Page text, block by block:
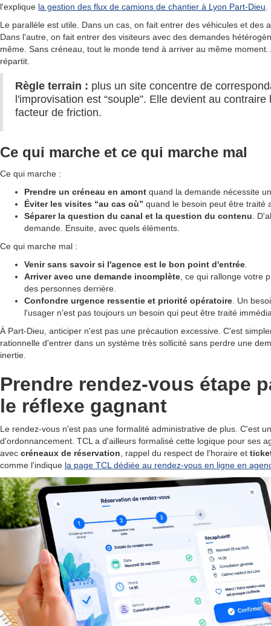
l'explique la gestion des flux de camions de chantier à Lyon Part-Dieu.
Le parallèle est utile. Dans un cas, on fait entrer des véhicules et des
Dans l'autre, on fait entrer des visiteurs avec des demandes
même. Sans créneau, tout le monde tend à arriver au même moment.
répartit.
Règle terrain : plus un site concentre de
l'improvisation est “souple”. Elle devient au contraire
facteur de friction.
Ce qui marche et ce qui marche mal
Ce qui marche :
Prendre un créneau en amont quand la demande nécessite
Éviter les visites “au cas où” quand le besoin peut être traité
Séparer la question du canal et la question du contenu.
demande. Ensuite, avec quels éléments.
Ce qui marche mal :
Venir sans savoir si l'agence est le bon point d'entrée.
Arriver avec une demande incomplète, ce qui rallonge votre
des personnes derrière.
Confondre urgence ressentie et priorité opératoire. Un
l'usager n'est pas toujours un besoin qui peut être traité
À Part-Dieu, anticiper n'est pas une précaution excessive. C'est
rationnelle d'entrer dans un système très sollicité sans perdre une
inertie.
Prendre rendez-vous étape
le réflexe gagnant
Le rendez-vous n'est pas une formalité administrative de plus. C'est
d'ordonnancement. TCL a d'ailleurs formalisé cette logique pour ses
avec créneaux de réservation, rappel du respect de l'horaire et
comme l'indique la page TCL dédiée au rendez-vous en ligne en